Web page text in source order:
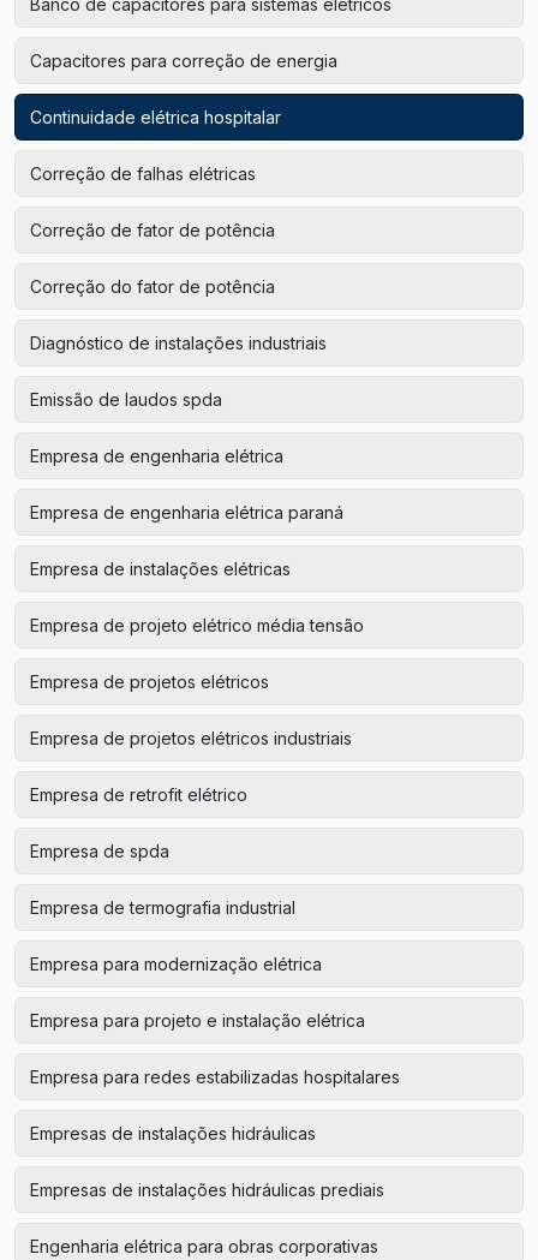
Capacitores para correção de energia
Continuidade elétrica hospitalar
Correção de falhas elétricas
Correção de fator de potência
Correção do fator de potência
Diagnóstico de instalações industriais
Emissão de laudos spda
Empresa de engenharia elétrica
Empresa de engenharia elétrica paraná
Empresa de instalações elétricas
Empresa de projeto elétrico média tensão
Empresa de projetos elétricos
Empresa de projetos elétricos industriais
Empresa de retrofit elétrico
Empresa de spda
Empresa de termografia industrial
Empresa para modernização elétrica
Empresa para projeto e instalação elétrica
Empresa para redes estabilizadas hospitalares
Empresas de instalações hidráulicas
Empresas de instalações hidráulicas prediais
Engenharia elétrica para obras corporativas